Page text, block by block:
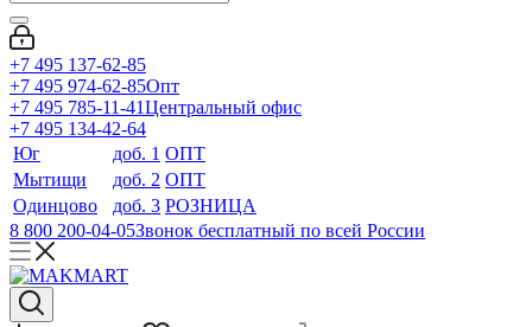
+7 495 137-62-85
+7 495 974-62-85Опт
+7 495 785-11-41Центральный офис
+7 495 134-42-64
Юг
доб. 1 ОПТ
Мытищи
доб. 2 ОПТ
Одинцово
доб. 3 РОЗНИЦА
8 800 200-04-05Звонок бесплатный по всей России